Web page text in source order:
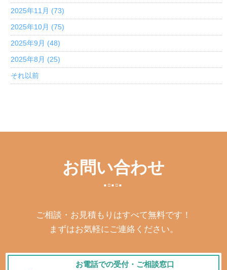
2025年11月 (73)
2025年10月 (75)
2025年9月 (48)
2025年8月 (25)
それ以前
お問い合わせ
ご相談・お見積もりはすべて無料です！
まずはお気軽にご連絡ください。
お電話での受付・ご相談窓口